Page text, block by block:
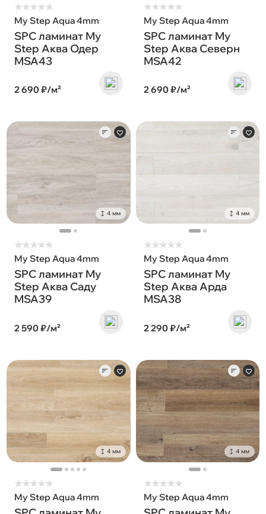
★★★★★
My Step Aqua 4mm
SPC ламинат My
Step Аква Одер
MSA43
2 690 ₽/м²
★★★★★
My Step Aqua 4mm
SPC ламинат My
Step Аква Северн
MSA42
2 690 ₽/м²
4 мм
★★★★★
My Step Aqua 4mm
SPC ламинат My
Step Аква Саду
MSA39
2 590 ₽/м²
4 мм
★★★★★
My Step Aqua 4mm
SPC ламинат My
Step Аква Арда
MSA38
2 290 ₽/м²
4 мм
★★★★★
My Step Aqua 4mm
4 мм
★★★★★
My Step Aqua 4mm